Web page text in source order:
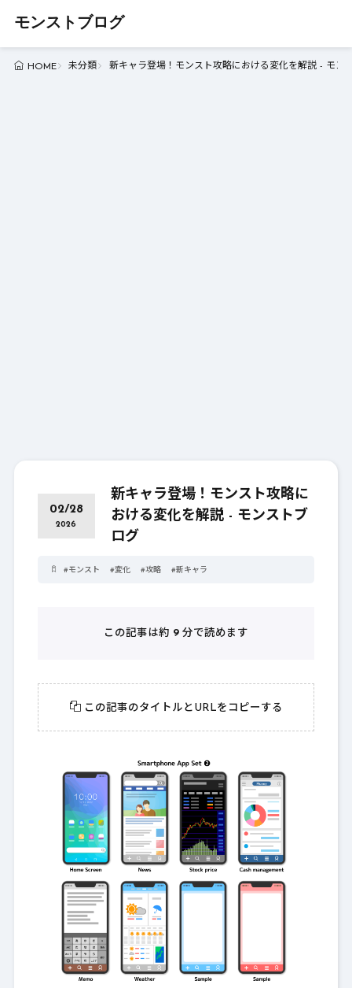
モンストブログ
HOME 未分類 新キャラ登場！モンスト攻略における変化を解説 - モン
02/28
2026
新キャラ登場！モンスト攻略に
おける変化を解説 - モンストブ
ログ
#モンスト #変化 #攻略 #新キャラ
この記事は約 9 分で読めます
この記事のタイトルとURLをコピーする